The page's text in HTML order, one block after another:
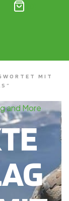
MIT
and More